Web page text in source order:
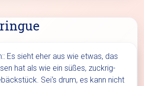
Es sieht eher aus wie etwas, das
hat als wie ein süßes, zuckrig-
Sei‘s drum, es kann nicht